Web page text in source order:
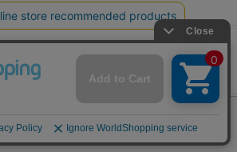
へのおすすめアイテム
人はこの商品も買っています